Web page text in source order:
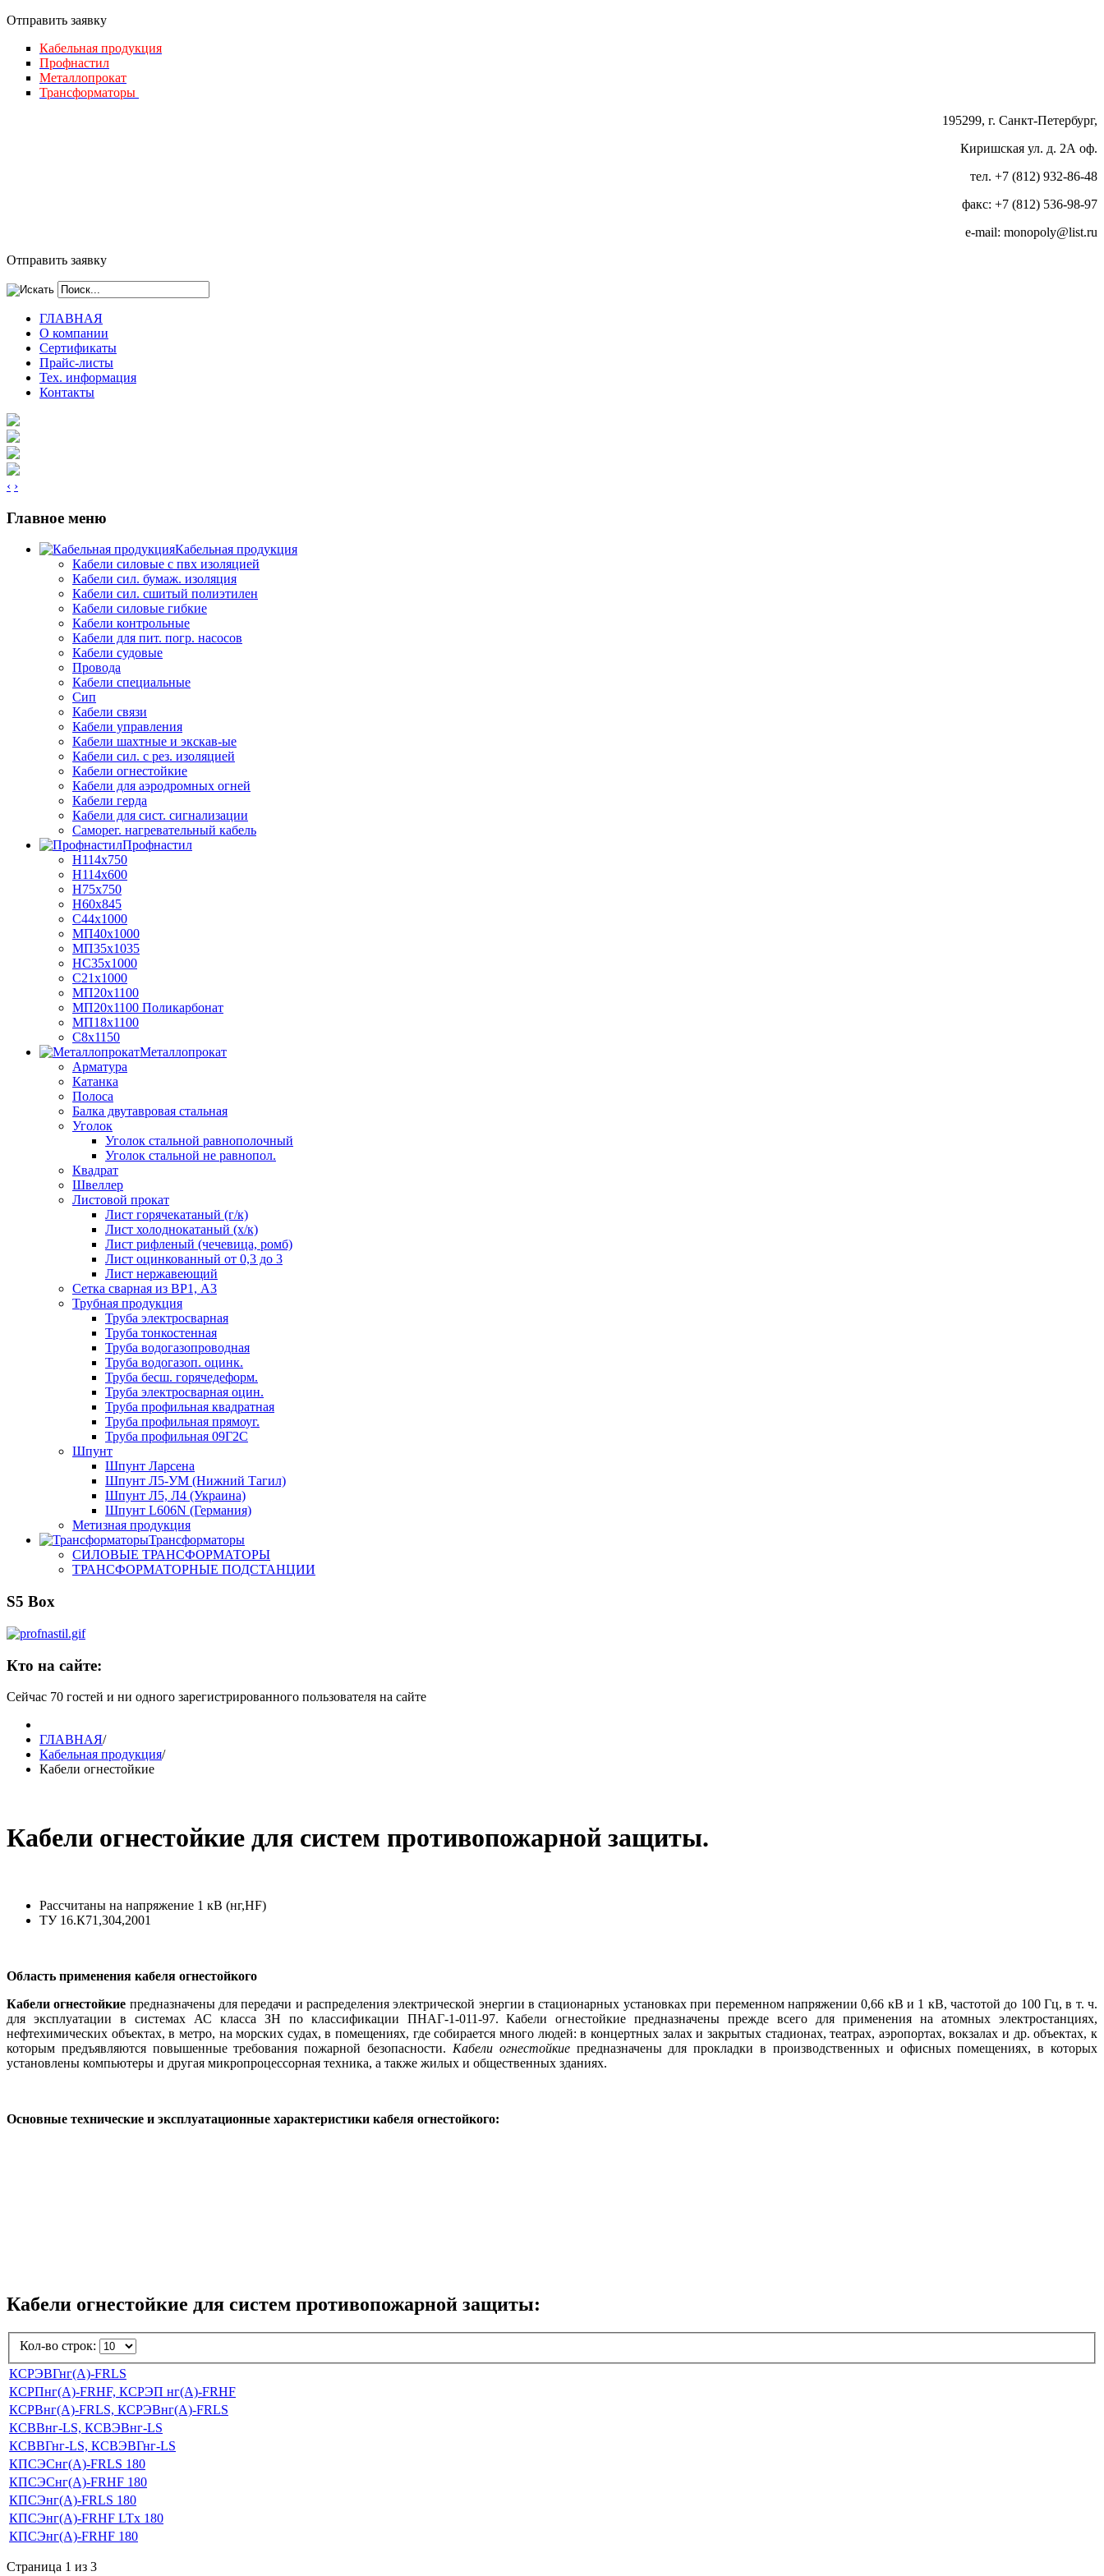
Отправить заявку
Кабельная продукция
Профнастил
Металлопрокат
Трансформаторы
195299, г. Санкт-Петербург,
Киришская ул. д. 2А оф.
тел. +7 (812) 932-86-48
факс: +7 (812) 536-98-97
e-mail: monopoly@list.ru
Отправить заявку
ГЛАВНАЯ
О компании
Сертификаты
Прайс-листы
Тех. информация
Контакты
‹ ›
Главное меню
Кабельная продукция
Кабели силовые с пвх изоляцией
Кабели сил. бумаж. изоляция
Кабели сил. сшитый полиэтилен
Кабели силовые гибкие
Кабели контрольные
Кабели для пит. погр. насосов
Кабели судовые
Провода
Кабели специальные
Сип
Кабели связи
Кабели управления
Кабели шахтные и экскав-ые
Кабели сил. с рез. изоляцией
Кабели огнестойкие
Кабели для аэродромных огней
Кабели герда
Кабели для сист. сигнализации
Саморег. нагревательный кабель
Профнастил
Н114х750
Н114х600
Н75х750
Н60х845
С44х1000
МП40х1000
МП35х1035
НС35х1000
С21х1000
МП20х1100
МП20х1100 Поликарбонат
МП18х1100
С8х1150
Металлопрокат
Арматура
Катанка
Полоса
Балка двутавровая стальная
Уголок
Уголок стальной равнополочный
Уголок стальной не равнопол.
Квадрат
Швеллер
Листовой прокат
Лист горячекатаный (г/к)
Лист холоднокатаный (х/к)
Лист рифленый (чечевица, ромб)
Лист оцинкованный от 0,3 до 3
Лист нержавеющий
Сетка сварная из ВР1, А3
Трубная продукция
Труба электросварная
Труба тонкостенная
Труба водогазопроводная
Труба водогазоп. оцинк.
Труба бесш. горячедеформ.
Труба электросварная оцин.
Труба профильная квадратная
Труба профильная прямоуг.
Труба профильная 09Г2С
Шпунт
Шпунт Ларсена
Шпунт Л5-УМ (Нижний Тагил)
Шпунт Л5, Л4 (Украина)
Шпунт L606N (Германия)
Метизная продукция
Трансформаторы
СИЛОВЫЕ ТРАНСФОРМАТОРЫ
ТРАНСФОРМАТОРНЫЕ ПОДСТАНЦИИ
S5 Box
Кто на сайте:
Сейчас 70 гостей и ни одного зарегистрированного пользователя на сайте
ГЛАВНАЯ/
Кабельная продукция/
Кабели огнестойкие
Кабели огнестойкие для систем противопожарной защиты.
Рассчитаны на напряжение 1 кВ (нг,НF)
ТУ 16.К71,304,2001
Область применения кабеля огнестойкого
Кабели огнестойкие предназначены для передачи и распределения электрической энергии в стационарных установках при переменном напряжении 0,66 кВ и 1 кВ, частотой до 100 Гц, в т. ч.
для эксплуатации в системах АС класса ЗН по классификации ПНАГ-1-011-97. Кабели огнестойкие предназначены прежде всего для применения на атомных электростанциях,
нефтехимических объектах, в метро, на морских судах, в помещениях, где собирается много людей: в концертных залах и закрытых стадионах, театрах, аэропортах, вокзалах и др. объектах, к
которым предъявляются повышенные требования пожарной безопасности. Кабели огнестойкиепредназначены для прокладки в производственных и офисных помещениях, в которых
установлены компьютеры и другая микропроцессорная техника, а также жилых и общественных зданиях.
Основные технические и эксплуатационные характеристики кабеля огнестойкого:
Кабели огнестойкие для систем противопожарной защиты:
Кол-во строк:
КСРЭВГнг(А)-FRLS
КСРПнг(А)-FRHF, КСРЭП нг(А)-FRHF
КСРВнг(А)-FRLS, КСРЭВнг(А)-FRLS
КСВВнг-LS, КСВЭВнг-LS
КСВВГнг-LS, КСВЭВГнг-LS
КПСЭСнг(А)-FRLS 180
КПСЭСнг(А)-FRHF 180
КПСЭнг(А)-FRLS 180
КПСЭнг(А)-FRHF LTx 180
КПСЭнг(А)-FRHF 180
Страница 1 из 3